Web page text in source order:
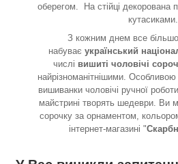
оберегом. На стійці декорована
кутасиками.
З кожним днем все
набуває український
числі вишиті чоловічі
найрізноманітнішими.
вишиванки чоловічі ручної
майстрині творять шедеври. Ви
сорочку за орнаментом,
інтернет-магазині "